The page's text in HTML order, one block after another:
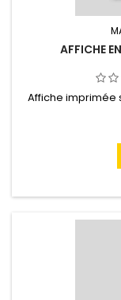
AFFICHE
Affiche imprimée